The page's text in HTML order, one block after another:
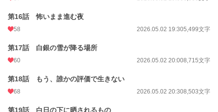
第16話 怖いまま進む夜
58 2026.05.02 19:305,499文字
第17話 白銀の雪が降る場所
60 2026.05.02 20:008,715文字
第18話 もう、誰かの評価で生きない
68 2026.05.02 20:308,503文字
第19話 白日の下に晒されるもの